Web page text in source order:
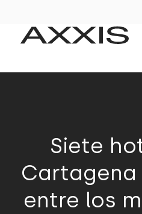
Siete
Cartagena
entre los